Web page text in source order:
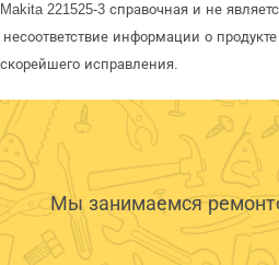
221525-3 справочная и не
информации о
исправления.
Мы занимаемся